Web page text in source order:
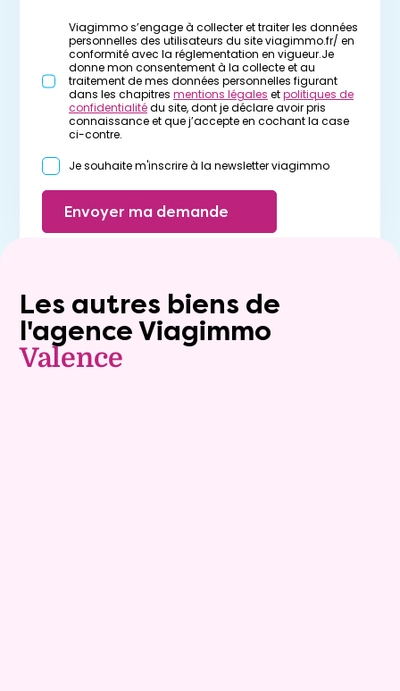
Viagimmo s’engage à collecter et traiter les données
personnelles des utilisateurs du site viagimmo.fr/ en
conformité avec la réglementation en vigueur.Je
donne mon consentement à la collecte et au
traitement de mes données personnelles figurant
dans les chapitres mentions légales etpolitiques de
confidentialitédu site, dont je déclare avoir pris
connaissance et que j’accepte en cochant la case
ci-contre.
Je souhaite m'inscrire à la newsletter viagimmo
Envoyer ma demande
Les autres biens de
l'agence Viagimmo
Valence